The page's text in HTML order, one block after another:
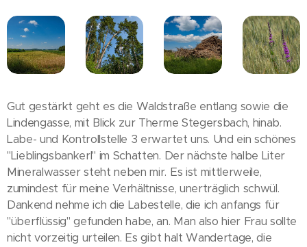
Gut gestärkt geht es die Waldstraße entlang sowie die
Lindengasse, mit Blick zur Therme Stegersbach, hinab.
Labe- und Kontrollstelle 3 erwartet uns. Und ein schönes
"Lieblingsbankerl" im Schatten. Der nächste halbe Liter
Mineralwasser steht neben mir. Es ist mittlerweile,
zumindest für meine Verhältnisse, unerträglich schwül.
Dankend nehme ich die Labestelle, die ich anfangs für
"überflüssig" gefunden habe, an. Man also hier Frau sollte
nicht vorzeitig urteilen. Es gibt halt Wandertage, die